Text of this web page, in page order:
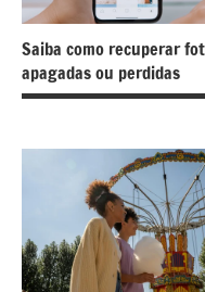
Saiba como recuperar
apagadas ou perdidas